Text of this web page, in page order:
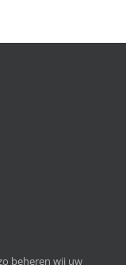
beheren wij uw